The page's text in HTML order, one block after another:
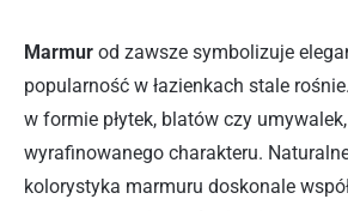
Marmur od zawsze symbolizuje
popularność w łazienkach stale
w formie płytek, blatów czy
wyrafinowanego charakteru.
kolorystyka marmuru doskonale